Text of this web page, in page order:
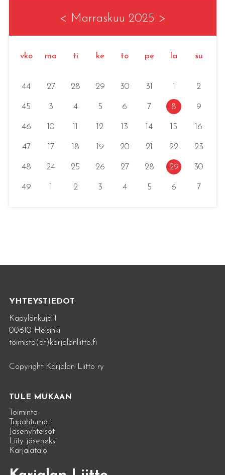
< Marraskuu 2025 >
vko ma ti ke to pe la su
44 27 28 29 30 31 2
45 3 4 5 6 7 8 9
46 10 12 13 14 15 16
47 17 18 19 20 21 22 23
48 24 25 26 27 28 29 30
49 2 3 4 5 6 7
YHTEYSTIEDOT
Käpylänkuja 1
00610 Helsinki
toimisto(at)karjalanliitto.fi
Copyright Karjalan Liitto ry
TULE MUKAAN
Toiminta
Tapahtumat
Jäsenyhteisöt
Liity jäseneksi
Karjalatalo